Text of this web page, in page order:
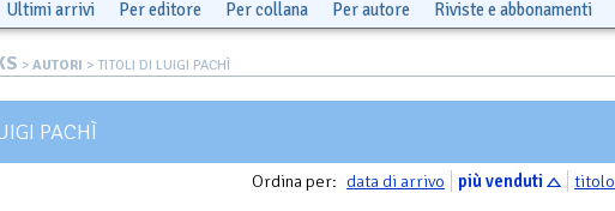
Ultimi arrivi Per editore Per collana Per autore Riviste e abbonamenti
> AUTORI > TITOLI DI LUIGI PACHÌ
PACHÌ
Ordina per: data di arrivo più venduti titolo